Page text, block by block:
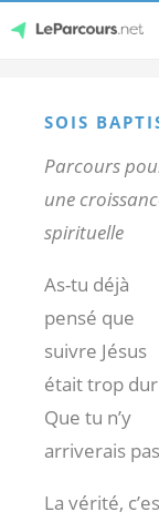
content
SOIS
Parcours
une
spirituelle
As-tu déjà
pensé que
suivre Jésus
était trop dur
Que tu n’y
arriverais
La vérité,